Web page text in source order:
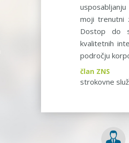
moji trenutni
Dostop do
kvalitetnih
področju
član ZNS
strokovne